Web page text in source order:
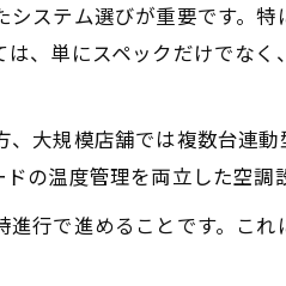
ステム選びが重要です。
、単にスペックだけでな
大規模店舗では複数台連
の温度管理を両立した空調
行で進めることです。こ